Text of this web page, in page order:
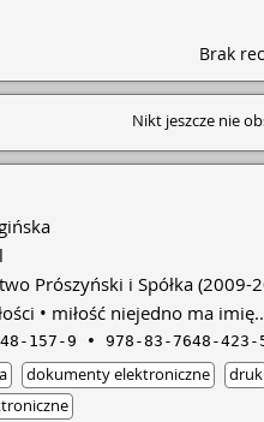
Brak
Nikt jeszcze nie
Prószyński i Spółka (2009-
miłość niejedno ma
157-9 978-83-7648-423-
dokumenty elektroniczne
druk